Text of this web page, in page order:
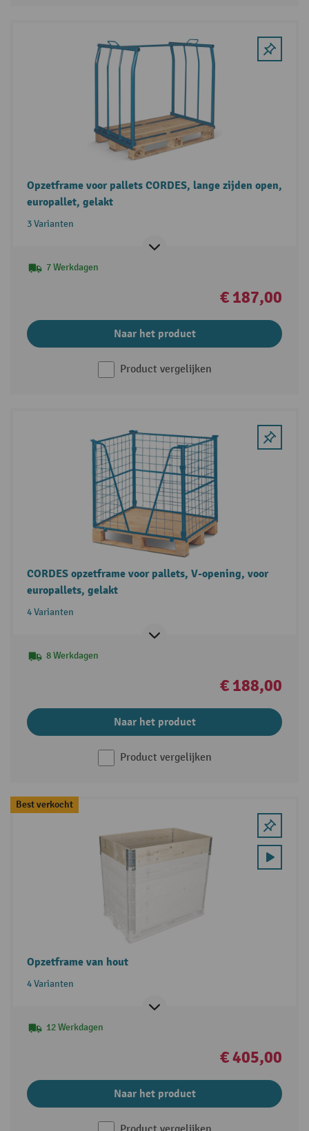
Opzetframe voor pallets CORDES, lange zijden open,
europallet, gelakt
3 Varianten
7 Werkdagen
€ 187,00
Naar het product
Product vergelijken
CORDES opzetframe voor pallets, V-opening, voor
europallets, gelakt
4 Varianten
8 Werkdagen
€ 188,00
Naar het product
Product vergelijken
Best verkocht
Opzetframe van hout
4 Varianten
12 Werkdagen
€ 405,00
Naar het product